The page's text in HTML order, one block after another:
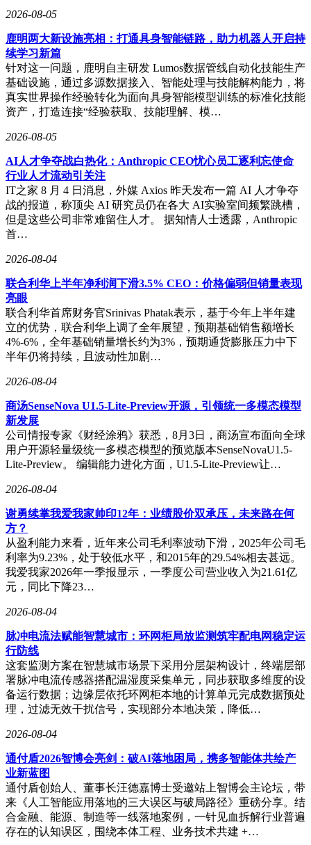
2026-08-05
鹿明两大新设施亮相：打通具身智能链路，助力机器人开启持
续学习新篇
针对这一问题，鹿明自主研发 Lumos数据管线自动化技能生产
基础设施，通过多源数据接入、智能处理与技能解构能力，将
真实世界操作经验转化为面向具身智能模型训练的标准化技能
资产，打造连接“经验获取、技能理解、模…
2026-08-05
AI人才争夺战白热化：Anthropic CEO忧心员工逐利忘使命
行业人才流动引关注
IT之家 8 月 4 日消息，外媒 Axios 昨天发布一篇 AI 人才争夺
战的报道，称顶尖 AI 研究员仍在各大 AI实验室间频繁跳槽，
但是这些公司非常难留住人才。 据知情人士透露，Anthropic
首…
2026-08-04
联合利华上半年净利润下滑3.5% CEO：价格偏弱但销量表现
亮眼
联合利华首席财务官Srinivas Phatak表示，基于今年上半年建
立的优势，联合利华上调了全年展望，预期基础销售额增长
4%-6%，全年基础销量增长约为3%，预期通货膨胀压力中下
半年仍将持续，且波动性加剧…
2026-08-04
商汤SenseNova U1.5-Lite-Preview开源，引领统一多模态模型
新发展
公司情报专家《财经涂鸦》获悉，8月3日，商汤宣布面向全球
用户开源轻量级统一多模态模型的预览版本SenseNovaU1.5-
Lite-Preview。 编辑能力进化方面，U1.5-Lite-Preview让…
2026-08-04
谢勇续掌我爱我家帅印12年：业绩股价双承压，未来路在何
方？
从盈利能力来看，近年来公司毛利率波动下滑，2025年公司毛
利率为9.23%，处于较低水平，和2015年的29.54%相去甚远。
我爱我家2026年一季报显示，一季度公司营业收入为21.61亿
元，同比下降23…
2026-08-04
脉冲电流法赋能智慧城市：环网柜局放监测筑牢配电网稳定运
行防线
这套监测方案在智慧城市场景下采用分层架构设计，终端层部
署脉冲电流传感器搭配温湿度采集单元，同步获取多维度的设
备运行数据；边缘层依托环网柜本地的计算单元完成数据预处
理，过滤无效干扰信号，实现部分本地决策，降低…
2026-08-04
通付盾2026智博会亮剑：破AI落地困局，携多智能体共绘产
业新蓝图
通付盾创始人、董事长汪德嘉博士受邀站上智博会主论坛，带
来《人工智能应用落地的三大误区与破局路径》重磅分享。结
合金融、能源、制造等一线落地案例，一针见血拆解行业普遍
存在的认知误区，围绕本体工程、业务技术共建 +…